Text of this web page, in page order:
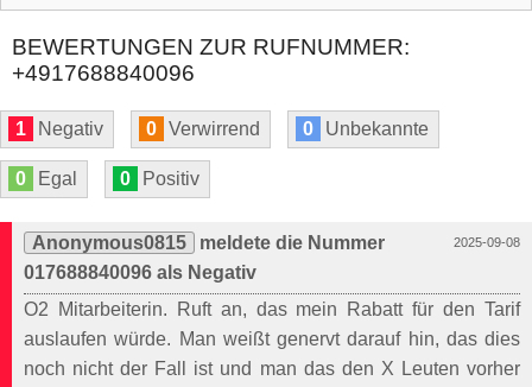
BEWERTUNGEN ZUR RUFNUMMER:
+4917688840096
1 Negativ 0 Verwirrend 0 Unbekannte
0 Egal 0 Positiv
2025-09-08
Anonymous0815
meldete die Nummer
017688840096 als Negativ
O2 Mitarbeiterin. Ruft an, das mein Rabatt für den Tarif
auslaufen würde. Man weißt genervt darauf hin, das dies
noch nicht der Fall ist und man das den X Leuten vorher